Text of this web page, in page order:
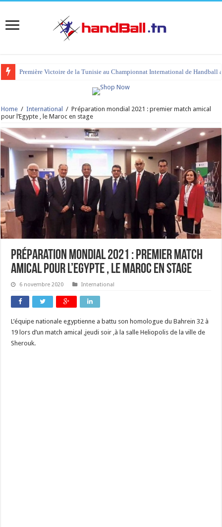
Première Victoire de la Tunisie au Championnat International de Handball
tournoi international Hammamet 2023 : programme et liste des joueurs
Home / International / Préparation mondial 2021 : premier match amical
pour l’Egypte , le Maroc en stage
Préparation mondial 2021 : premier match
amical pour l’Egypte , le Maroc en stage
6 novembre 2020 International
L’équipe nationale egyptienne a battu son homologue du Bahrein 32 à
19 lors d’un match amical ,jeudi soir ,à la salle Heliopolis de la ville de
Sherouk.